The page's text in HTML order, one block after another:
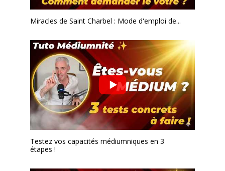
Miracles de Saint Charbel : Mode d'emploi de...
Testez vos capacités médiumniques en 3
étapes !